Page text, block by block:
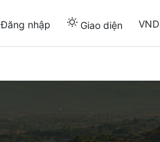
Đăng nhập Giao diện VND